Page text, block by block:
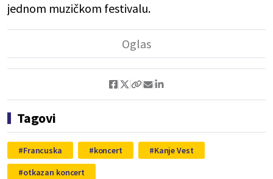
jednom muzičkom festivalu.
Tagovi
Francuska koncert
Kanje Vest
otkazan koncert